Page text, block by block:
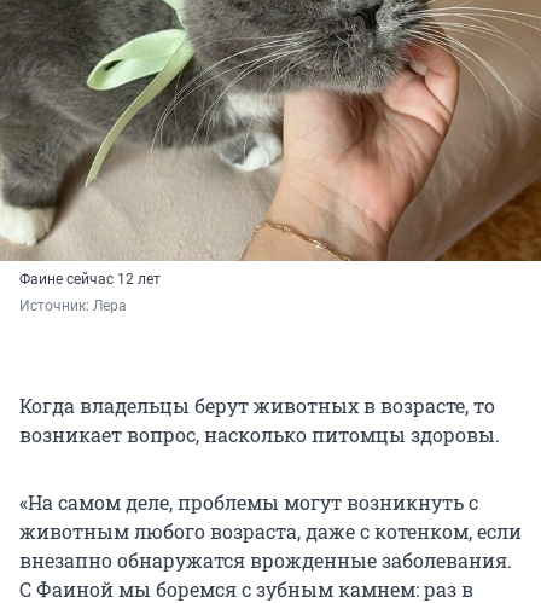
Фаине сейчас 12 лет
Источник: Лера
Когда владельцы берут животных в возрасте, то
возникает вопрос, насколько питомцы здоровы.
«На самом деле, проблемы могут возникнуть с
животным любого возраста, даже с котенком, если
внезапно обнаружатся врожденные заболевания.
С Фаиной мы боремся с зубным камнем: раз в